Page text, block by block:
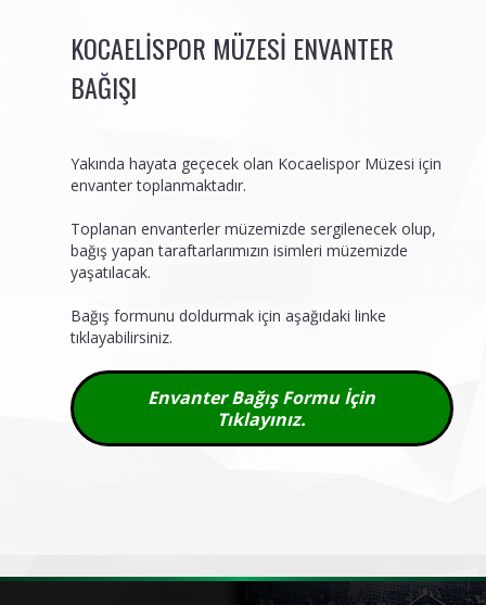
KOCAELISPOR MÜZESI ENVANTER
BAĞIŞI
Yakında hayata geçecek olan Kocaelispor Müzesi için
envanter toplanmaktadır.
Toplanan envanterler müzemizde sergilenecek olup,
bağış yapan taraftarlarımızın isimleri müzemizde
yaşatılacak.
Bağış formunu doldurmak için aşağıdaki linke
tıklayabilirsiniz.
Envanter Bağış Formu İçin
Tıklayınız.